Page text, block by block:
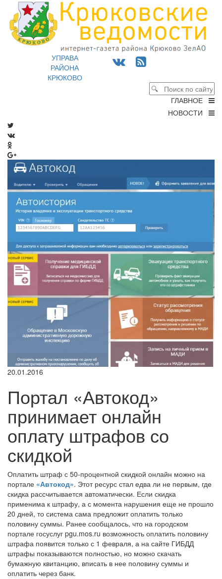
УПРАВА
РАЙОНА
КРЮКОВО
ГЛАВНОЕ
НОВОСТИ
20.01.2016
Портал «Автокод»
принимает онлайн
оплату штрафов со
скидкой
Оплатить штраф с 50-процентной скидкой онлайн можно на
портале «Автокод». Этот ресурс стал едва ли не первым, где
скидка рассчитывается автоматически. Если скидка
применима к штрафу, а с момента нарушения еще не прошло
20 дней, то система сама предложит оплатить только
половину суммы. Ранее сообщалось, что на городском
портале госуслуг pgu.mos.ru возможность оплатить половину
штрафа появится только с 1 февраля, а на сайте ГИБДД
штрафы показываются полностью, но можно скачать
бумажную квитанцию, вписать в нее половину суммы и
оплатить через банк.